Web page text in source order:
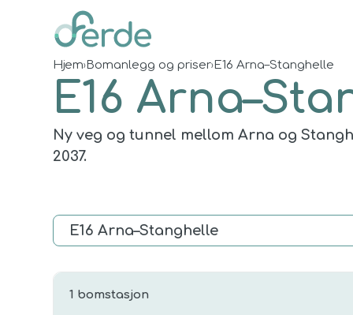
Hjem› Bomanlegg og priser› E16 Arna–Stanghelle
E16
Ny veg og tunnel mellom Arna og
2037.
1 bomstasjon